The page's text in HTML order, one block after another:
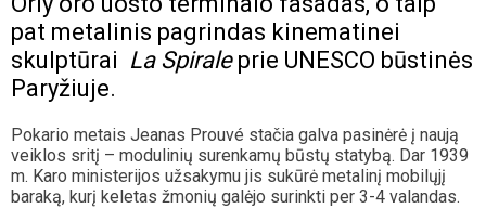
pat metalinis pagrindas kinematinei
skulptūrai La Spirale prie UNESCO būstinės
Paryžiuje.
Pokario metais Jeanas Prouvé stačia galva pasinėrė į naują
veiklos sritį – modulinių surenkamų būstų statybą. Dar 1939
m. Karo ministerijos užsakymu jis sukūrė metalinį mobilųjį
baraką, kurį keletas žmonių galėjo surinkti per 3-4 valandas.